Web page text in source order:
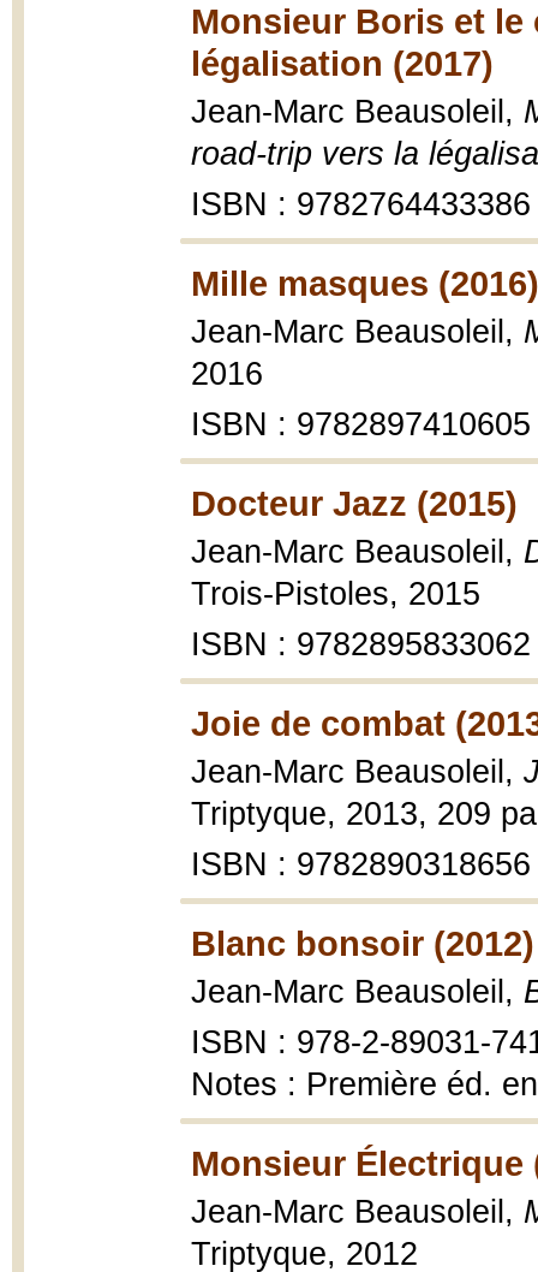
Monsieur Boris et
légalisation (2017)
Jean-Marc Beausoleil,
road-trip vers la
ISBN : 9782764433386
Mille masques (2016)
Jean-Marc Beausoleil,
2016
ISBN : 9782897410605
Docteur Jazz (2015)
Jean-Marc Beausoleil,
Trois-Pistoles, 2015
ISBN : 9782895833062
Joie de combat
Jean-Marc Beausoleil,
Triptyque, 2013, 209
ISBN : 9782890318656
Blanc bonsoir (2012)
Jean-Marc Beausoleil,
ISBN : 978-2-89031-
Notes : Première éd.
Monsieur Électrique
Jean-Marc Beausoleil,
Triptyque, 2012